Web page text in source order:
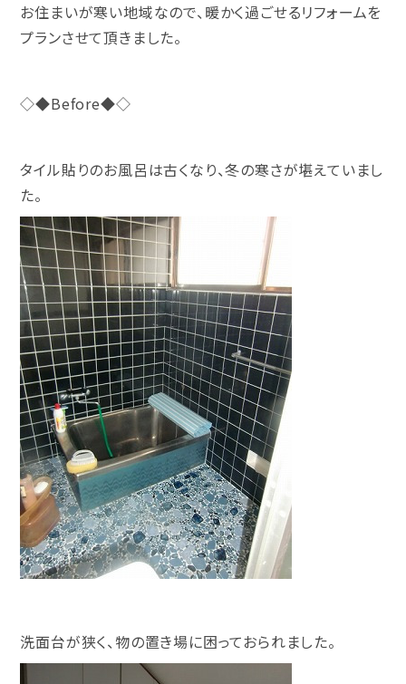
お住まいが寒い地域なので、暖かく過ごせるリフォームを
プランさせて頂きました。
◇◆Before◆◇
タイル貼りのお風呂は古くなり、冬の寒さが堪えていまし
た。
洗面台が狭く、物の置き場に困っておられました。